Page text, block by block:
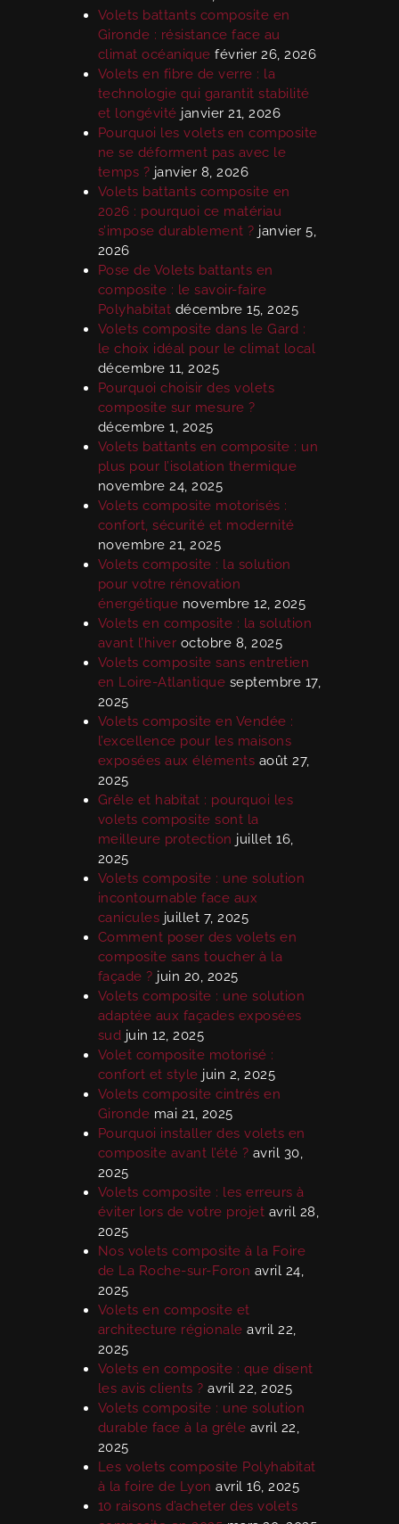
Volets battants composite en
Gironde : résistance face au
climat océanique février 26, 2026
Volets en fibre de verre : la
technologie qui garantit stabilité
et longévité janvier 21, 2026
Pourquoi les volets en composite
ne se déforment pas avec le
temps ? janvier 8, 2026
Volets battants composite en
2026 : pourquoi ce matériau
s’impose durablement ? janvier 5,
2026
Pose de Volets battants en
composite : le savoir-faire
Polyhabitat décembre 15, 2025
Volets composite dans le Gard :
le choix idéal pour le climat local
décembre 11, 2025
Pourquoi choisir des volets
composite sur mesure ?
décembre 1, 2025
Volets battants en composite : un
plus pour l’isolation thermique
novembre 24, 2025
Volets composite motorisés :
confort, sécurité et modernité
novembre 21, 2025
Volets composite : la solution
pour votre rénovation
énergétique novembre 12, 2025
Volets en composite : la solution
avant l’hiver octobre 8, 2025
Volets composite sans entretien
en Loire-Atlantique septembre 17,
2025
Volets composite en Vendée :
l’excellence pour les maisons
exposées aux éléments août 27,
2025
Grêle et habitat : pourquoi les
volets composite sont la
meilleure protection juillet 16,
2025
Volets composite : une solution
incontournable face aux
canicules juillet 7, 2025
Comment poser des volets en
composite sans toucher à la
façade ? juin 20, 2025
Volets composite : une solution
adaptée aux façades exposées
sud juin 12, 2025
Volet composite motorisé :
confort et style juin 2, 2025
Volets composite cintrés en
Gironde mai 21, 2025
Pourquoi installer des volets en
composite avant l’été ? avril 30,
2025
Volets composite : les erreurs à
éviter lors de votre projet avril 28,
2025
Nos volets composite à la Foire
de La Roche-sur-Foron avril 24,
2025
Volets en composite et
architecture régionale avril 22,
2025
Volets en composite : que disent
les avis clients ? avril 22, 2025
Volets composite : une solution
durable face à la grêle avril 22,
2025
Les volets composite Polyhabitat
à la foire de Lyon avril 16, 2025
10 raisons d’acheter des volets